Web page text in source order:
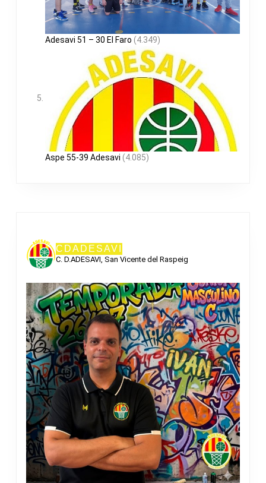
Adesavi 51 – 30 El Faro (4.349)
Aspe 55-39 Adesavi (4.085)
CDADESAVI
C. D.ADESAVI, San Vicente del Raspeig